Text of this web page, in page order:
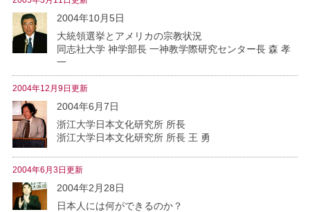
2004年10月5日
大統領選挙とアメリカの宗教状況
同志社大学 神学部長 一神教学際研究センター長 森 孝
一
2004年12月9日更新
2004年6月7日
浙江大学日本文化研究所 所長
浙江大学日本文化研究所 所長 王 勇
2004年6月3日更新
2004年2月28日
日本人には何ができるのか？